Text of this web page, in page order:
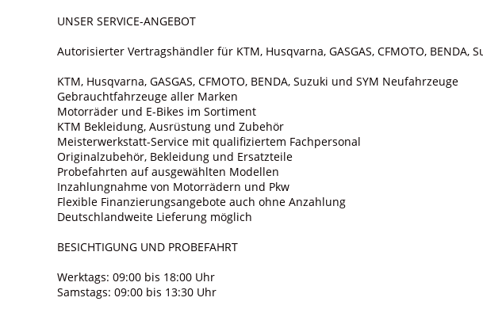
UNSER SERVICE-ANGEBOT
Autorisierter Vertragshändler für KTM, Husqvarna, GASGAS, CFMOTO, BENDA,
KTM, Husqvarna, GASGAS, CFMOTO, BENDA, Suzuki und SYM Neufahrzeuge
Gebrauchtfahrzeuge aller Marken
Motorräder und E-Bikes im Sortiment
KTM Bekleidung, Ausrüstung und Zubehör
Meisterwerkstatt-Service mit qualifiziertem Fachpersonal
Originalzubehör, Bekleidung und Ersatzteile
Probefahrten auf ausgewählten Modellen
Inzahlungnahme von Motorrädern und Pkw
Flexible Finanzierungsangebote auch ohne Anzahlung
Deutschlandweite Lieferung möglich
BESICHTIGUNG UND PROBEFAHRT
Werktags: 09:00 bis 18:00 Uhr
Samstags: 09:00 bis 13:30 Uhr